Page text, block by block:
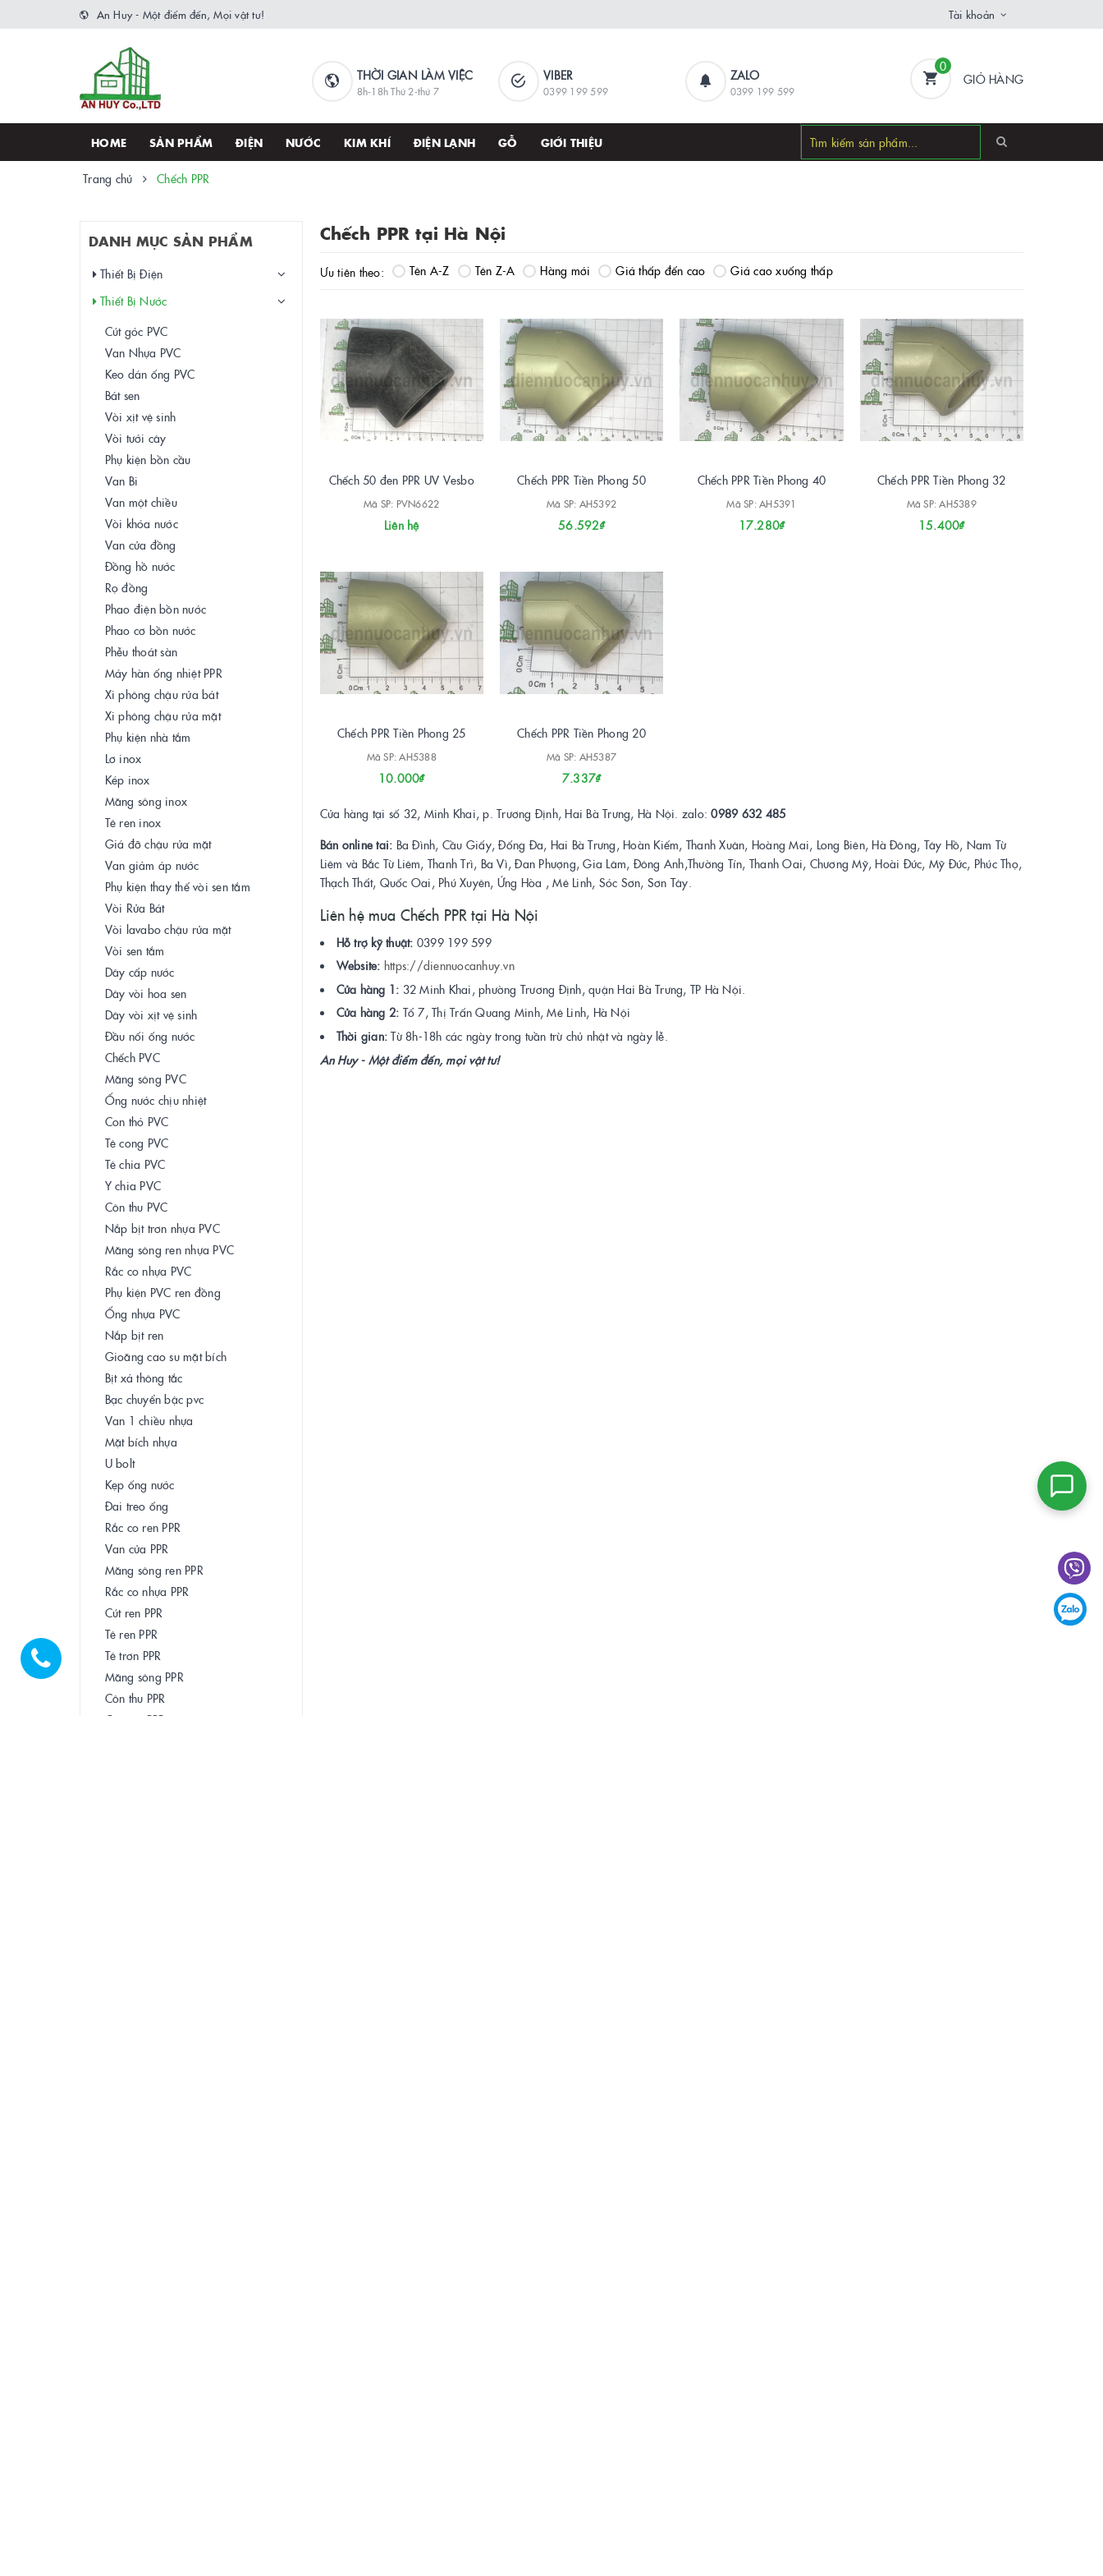
An Huy - Một điểm đến, Mọi vật tư! Tài khoản
THỜI GIAN LÀM VIỆC
8h-18h Thứ 2-thứ 7
VIBER
0399 199 599
ZALO
0399 199 599
0
GIỎ HÀNG
HOME SẢN PHẨM ĐIỆN NƯỚC KIM KHÍ ĐIỆN LẠNH GỖ GIỚI THIỆU
Trang chủ Chếch PPR
Chếch PPR tại Hà Nội
Ưu tiên theo: Tên A-Z Tên Z-A Hàng mới Giá thấp đến cao Giá cao xuống thấp
Chếch 50 đen PPR UV Vesbo
Mã SP: PVN6622
Liên hệ
Chếch PPR Tiền Phong 50
Mã SP: AH5392
56.592₫
Chếch PPR Tiền Phong 40
Mã SP: AH5391
17.280₫
Chếch PPR Tiền Phong 32
Mã SP: AH5389
15.400₫
Chếch PPR Tiền Phong 25
Mã SP: AH5388
10.000₫
Chếch PPR Tiền Phong 20
Mã SP: AH5387
7.337₫
Cửa hàng tại số 32, Minh Khai, p. Trương Định, Hai Bà Trưng, Hà Nội. zalo:0989 632 485
Bán online tai: Ba Đình, Cầu Giấy, Đống Đa, Hai Bà Trưng, Hoàn Kiếm, Thanh Xuân, Hoàng Mai, Long Biên, Hà Đông, Tây Hồ, Nam Từ
Liêm và Bắc Từ Liêm, Thanh Trì, Ba Vì, Đan Phượng, Gia Lâm, Đông Anh,Thường Tín, Thanh Oai, Chương Mỹ, Hoài Đức, Mỹ Đức, Phúc Thọ,
Thạch Thất, Quốc Oai, Phú Xuyên, Ứng Hòa , Mê Linh, Sóc Sơn, Sơn Tây.
Liên hệ mua Chếch PPR tại Hà Nội
Hỗ trợ kỹ thuật: 0399 199 599
Website: https://diennuocanhuy.vn
Cửa hàng 1: 32 Minh Khai, phường Trương Định, quận Hai Bà Trưng, TP Hà Nội.
Cửa hàng 2: Tổ 7, Thị Trấn Quang Minh, Mê Linh, Hà Nội
Thời gian: Từ 8h-18h các ngày trong tuần trừ chủ nhật và ngày lễ.
An Huy - Một điểm đến, mọi vật tư!
DANH MỤC SẢN PHẨM
Thiết Bị Điện
Thiết Bị Nước
Cút góc PVC
Van Nhựa PVC
Keo dán ống PVC
Bát sen
Vòi xịt vệ sinh
Vòi tưới cây
Phụ kiện bồn cầu
Van Bi
Van một chiều
Vòi khóa nước
Van cửa đồng
Đồng hồ nước
Rọ đồng
Phao điện bồn nước
Phao cơ bồn nước
Phễu thoát sàn
Máy hàn ống nhiệt PPR
Xi phông chậu rửa bát
Xi phông chậu rửa mặt
Phụ kiện nhà tắm
Lơ inox
Kép inox
Măng sông inox
Tê ren inox
Giá đỡ chậu rửa mặt
Van giảm áp nước
Phụ kiện thay thế vòi sen tắm
Vòi Rửa Bát
Vòi lavabo chậu rửa mặt
Vòi sen tắm
Dây cấp nước
Dây vòi hoa sen
Dây vòi xịt vệ sinh
Đầu nối ống nước
Chếch PVC
Măng sông PVC
Ống nước chịu nhiệt
Con thỏ PVC
Tê cong PVC
Tê chia PVC
Y chia PVC
Côn thu PVC
Nắp bịt trơn nhựa PVC
Măng sông ren nhựa PVC
Rắc co nhựa PVC
Phụ kiện PVC ren đồng
Ống nhựa PVC
Nắp bịt ren
Gioăng cao su mặt bích
Bịt xả thông tắc
Bạc chuyển bậc pvc
Van 1 chiều nhựa
Mặt bích nhựa
U bolt
Kẹp ống nước
Đai treo ống
Rắc co ren PPR
Van cửa PPR
Măng sông ren PPR
Rắc co nhựa PPR
Cút ren PPR
Tê ren PPR
Tê trơn PPR
Măng sông PPR
Côn thu PPR
Cút góc PPR